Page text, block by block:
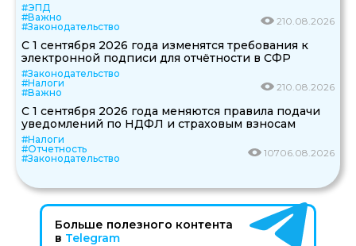
#ЭПД
#Важно
#Законодательство
210.08.2026
С 1 сентября 2026 года изменятся требования к
электронной подписи для отчётности в СФР
#Законодательство
#Налоги
#Важно
210.08.2026
С 1 сентября 2026 года меняются правила подачи
уведомлений по НДФЛ и страховым взносам
#Налоги
#Отчетность
#Законодательство
10706.08.2026
Больше полезного контента
в Telegram